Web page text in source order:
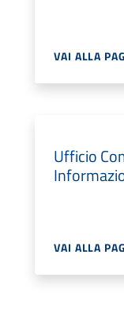
VAI ALLA
Ufficio
VAI ALLA